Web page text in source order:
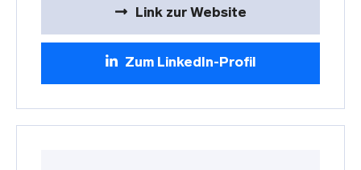
Link zur Website
Zum LinkedIn-Profil